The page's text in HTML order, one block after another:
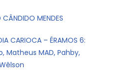
MENDES
CARIOCA – ÉRAMOS 6:
Matheus MAD, Pahby,